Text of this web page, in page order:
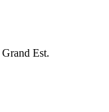
Grand Est.